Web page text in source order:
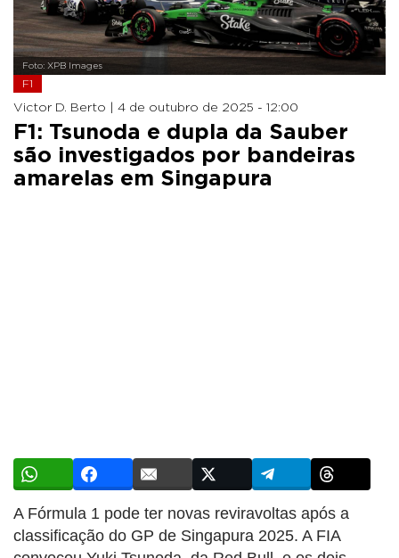
Foto: XPB Images
F1
Victor D. Berto | 4 de outubro de 2025 - 12:00
F1: Tsunoda e dupla da Sauber
são investigados por bandeiras
amarelas em Singapura
A Fórmula 1 pode ter novas reviravoltas após a
classificação do GP de Singapura 2025. A FIA